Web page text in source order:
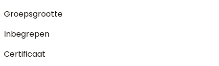
Groepsgrootte
Inbegrepen
Certificaat